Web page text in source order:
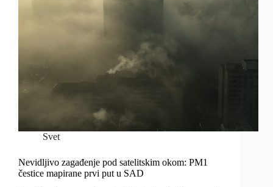
Svet
Nevidljivo zagađenje pod satelitskim okom: PM1
čestice mapirane prvi put u SAD